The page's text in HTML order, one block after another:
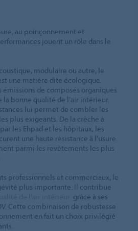
au poinçonnement et
jouent un rôle dans le
modulaire ou autre, le
une matière dite écologique.
émissions de composés organiques
la bonne qualité de l’air intérieur.
lui permet de combler les
plus exigeants. De la crèche à
les Ehpad et les hôpitaux, les
une haute résistance à l’usure.
parmi les revêtements les plus
professionnels et commerciaux, le
plus importante. Il contribue
grâce à ses
Cette combinaison de robustesse
en fait un choix privilégié